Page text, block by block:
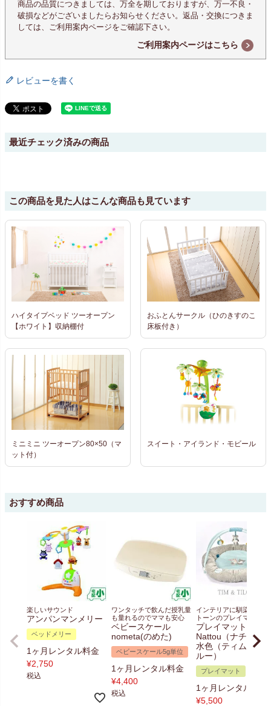
商品の品質につきましては、万全を期しておりますが、万一不良・
破損などがございましたらお知らせください。返品・交換につきま
しては、ご利用案内ページをご確認下さい。
ご利用案内ページはこちら
レビューを書く
最近チェック済みの商品
この商品を見た人はこんな商品も見ています
ハイタイプベッド ツーオープン
【ホワイト】収納棚付
おふとんサークル（ひのきすのこ
床板付き）
ミニミニ ツーオープン80×50（マ
ット付）
スイート・アイランド・モビール
おすすめ商品
楽しいサウンド
アンパンマンメリー
ベッドメリー
1ヶ月レンタル料金
¥2,750
税込
ワンタッチで飲んだ授乳量
も量れるのでママも安心
ベビースケール
nometa(のめた)
ベビースケール5g単位
1ヶ月レンタル料金
¥4,400
税込
インテリアに馴染むペー
トーンのプレイマット
プレイマット
Nattou（ナチュー
水色（ティム＆テ
ルー）
プレイマット
1ヶ月レンタル料金
¥5,500